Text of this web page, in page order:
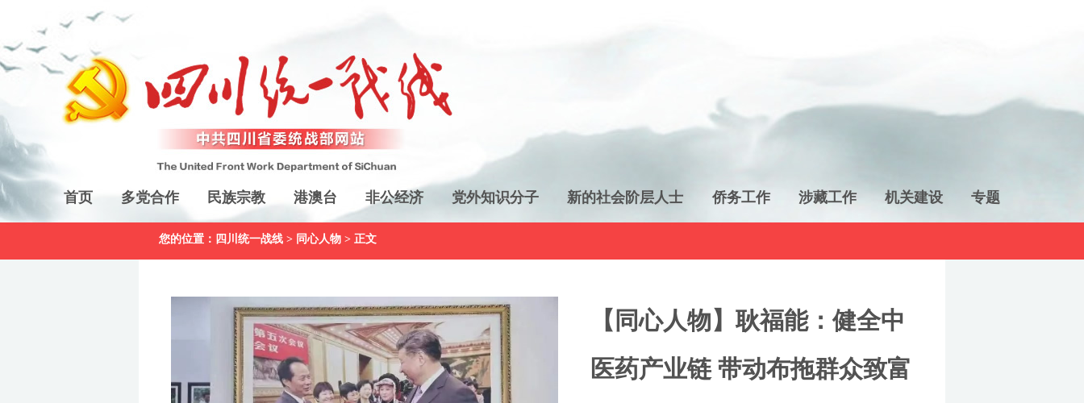
首页 多党合作 民族宗教 港澳台 非公经济 党外知识分子 新的社会阶层人士 侨务工作 涉藏工作 机关建设 专题
您的位置： 四川统一战线 > 同心人物 > 正文
【同心人物】耿福能：健全中
医药产业链 带动布拖群众致富